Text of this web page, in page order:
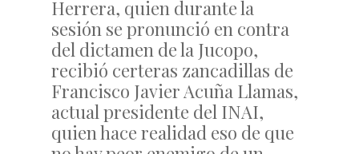
Herrera, quien durante la
sesión se pronunció en contra
del dictamen de la Jucopo,
recibió certeras zancadillas de
Francisco Javier Acuña Llamas,
actual presidente del INAI,
quien hace realidad eso de que